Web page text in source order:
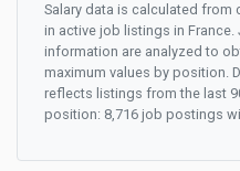
Salary data is calculated
in active job listings in
information are analyzed to
maximum values by position.
reflects listings from the last
position: 8,716 job postings